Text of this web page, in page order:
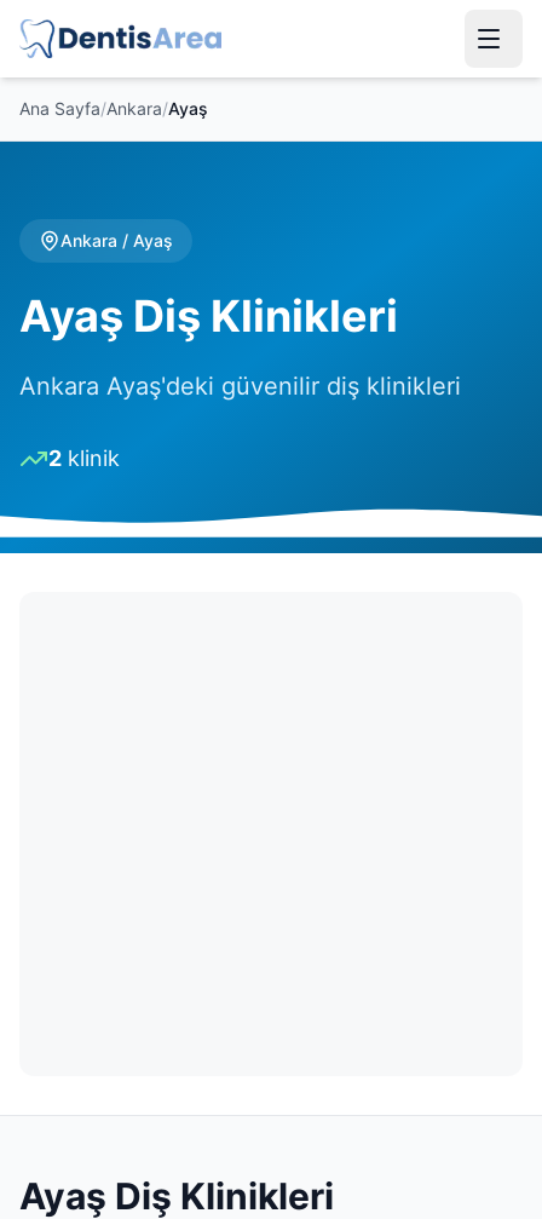
Ana Sayfa/Ankara/Ayaş
Ankara / Ayaş
Ayaş Diş Klinikleri
Ankara Ayaş'deki güvenilir diş klinikleri
2 klinik
Ayaş Diş Klinikleri